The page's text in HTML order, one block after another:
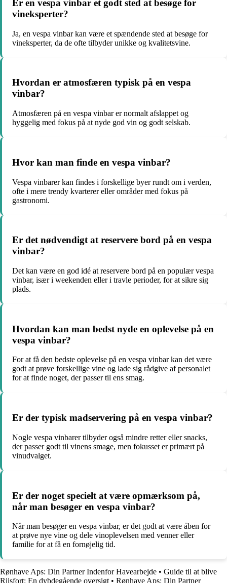
Er en vespa vinbar et godt sted at besøge for
vineksperter?
Ja, en vespa vinbar kan være et spændende sted at besøge for
vineksperter, da de ofte tilbyder unikke og kvalitetsvine.
Hvordan er atmosfæren typisk på en vespa
vinbar?
Atmosfæren på en vespa vinbar er normalt afslappet og
hyggelig med fokus på at nyde god vin og godt selskab.
Hvor kan man finde en vespa vinbar?
Vespa vinbarer kan findes i forskellige byer rundt om i verden,
ofte i mere trendy kvarterer eller områder med fokus på
gastronomi.
Er det nødvendigt at reservere bord på en vespa
vinbar?
Det kan være en god idé at reservere bord på en populær vespa
vinbar, især i weekenden eller i travle perioder, for at sikre sig
plads.
Hvordan kan man bedst nyde en oplevelse på en
vespa vinbar?
For at få den bedste oplevelse på en vespa vinbar kan det være
godt at prøve forskellige vine og lade sig rådgive af personalet
for at finde noget, der passer til ens smag.
Er der typisk madservering på en vespa vinbar?
Nogle vespa vinbarer tilbyder også mindre retter eller snacks,
der passer godt til vinens smage, men fokusset er primært på
vinudvalget.
Er der noget specielt at være opmærksom på,
når man besøger en vespa vinbar?
Når man besøger en vespa vinbar, er det godt at være åben for
at prøve nye vine og dele vinoplevelsen med venner eller
familie for at få en fornøjelig tid.
Rønhave Aps: Din Partner Indenfor Havearbejde • Guide til at blive
Riisfort: En dybdegående oversigt • Rønhave Aps: Din Partner